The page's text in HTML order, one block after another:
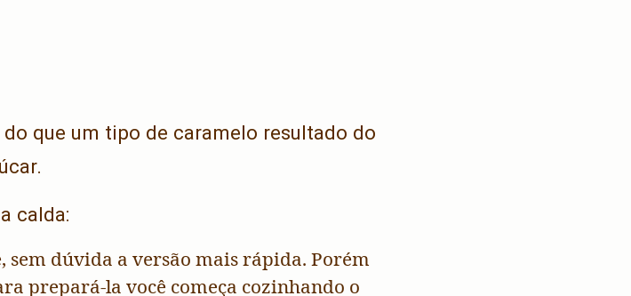
que um tipo de caramelo resultado do
calda:
sem dúvida a versão mais rápida. Porém
prepará-la você começa cozinhando o